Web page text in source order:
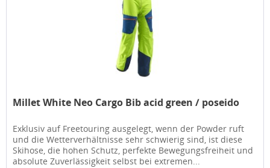
Millet White Neo Cargo Bib acid green / poseido
Exklusiv auf Freetouring ausgelegt, wenn der Powder ruft
und die Wetterverhältnisse sehr schwierig sind, ist diese
Skihose, die hohen Schutz, perfekte Bewegungsfreiheit und
absolute Zuverlässigkeit selbst bei extremen...